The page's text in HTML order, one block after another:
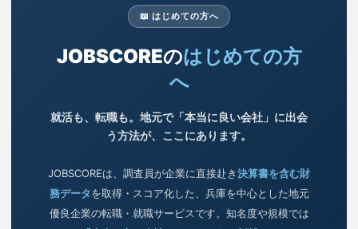
📖 はじめての方へ
JOBSCOREのはじめての方
へ
就活も、転職も。地元で「本当に良い会社」に出会
う方法が、ここにあります。
JOBSCOREは、調査員が企業に直接赴き決算書を含む財
務データを取得・スコア化した、兵庫を中心とした地元
優良企業の転職・就職サービスです。知名度や規模では